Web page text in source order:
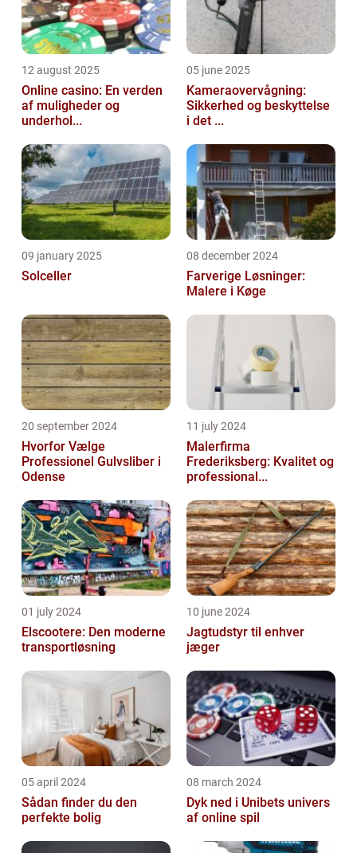
12 august 2025
Online casino: En verden
af muligheder og
underhol...
05 june 2025
Kameraovervågning:
Sikkerhed og beskyttelse
i det ...
09 january 2025
Solceller
08 december 2024
Farverige Løsninger:
Malere i Køge
20 september 2024
Hvorfor Vælge
Professionel Gulvsliber i
Odense
11 july 2024
Malerfirma
Frederiksberg: Kvalitet og
professional...
01 july 2024
Elscootere: Den moderne
transportløsning
10 june 2024
Jagtudstyr til enhver
jæger
05 april 2024
Sådan finder du den
perfekte bolig
08 march 2024
Dyk ned i Unibets univers
af online spil